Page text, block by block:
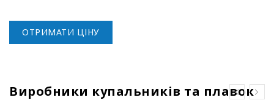
ОТРИМАТИ ЦІНУ
Виробники купальників та плавок